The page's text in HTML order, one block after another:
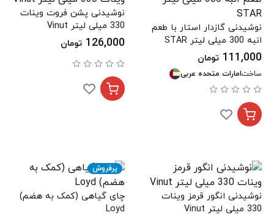
نوشیدنی گازدار استار با طعم
انبه 300 میلی لیتر STAR
111,000 تومان
ساختامارات متحده عربی
نوشیدنی پشن فروت وینات
330 میلی لیتر Vinut
126,000 تومان
نوشیدنی انگور قرمز وینات
330 میلی لیتر Vinut
پرفروش
چای گیاهی (کمک به هضم)
Loyd